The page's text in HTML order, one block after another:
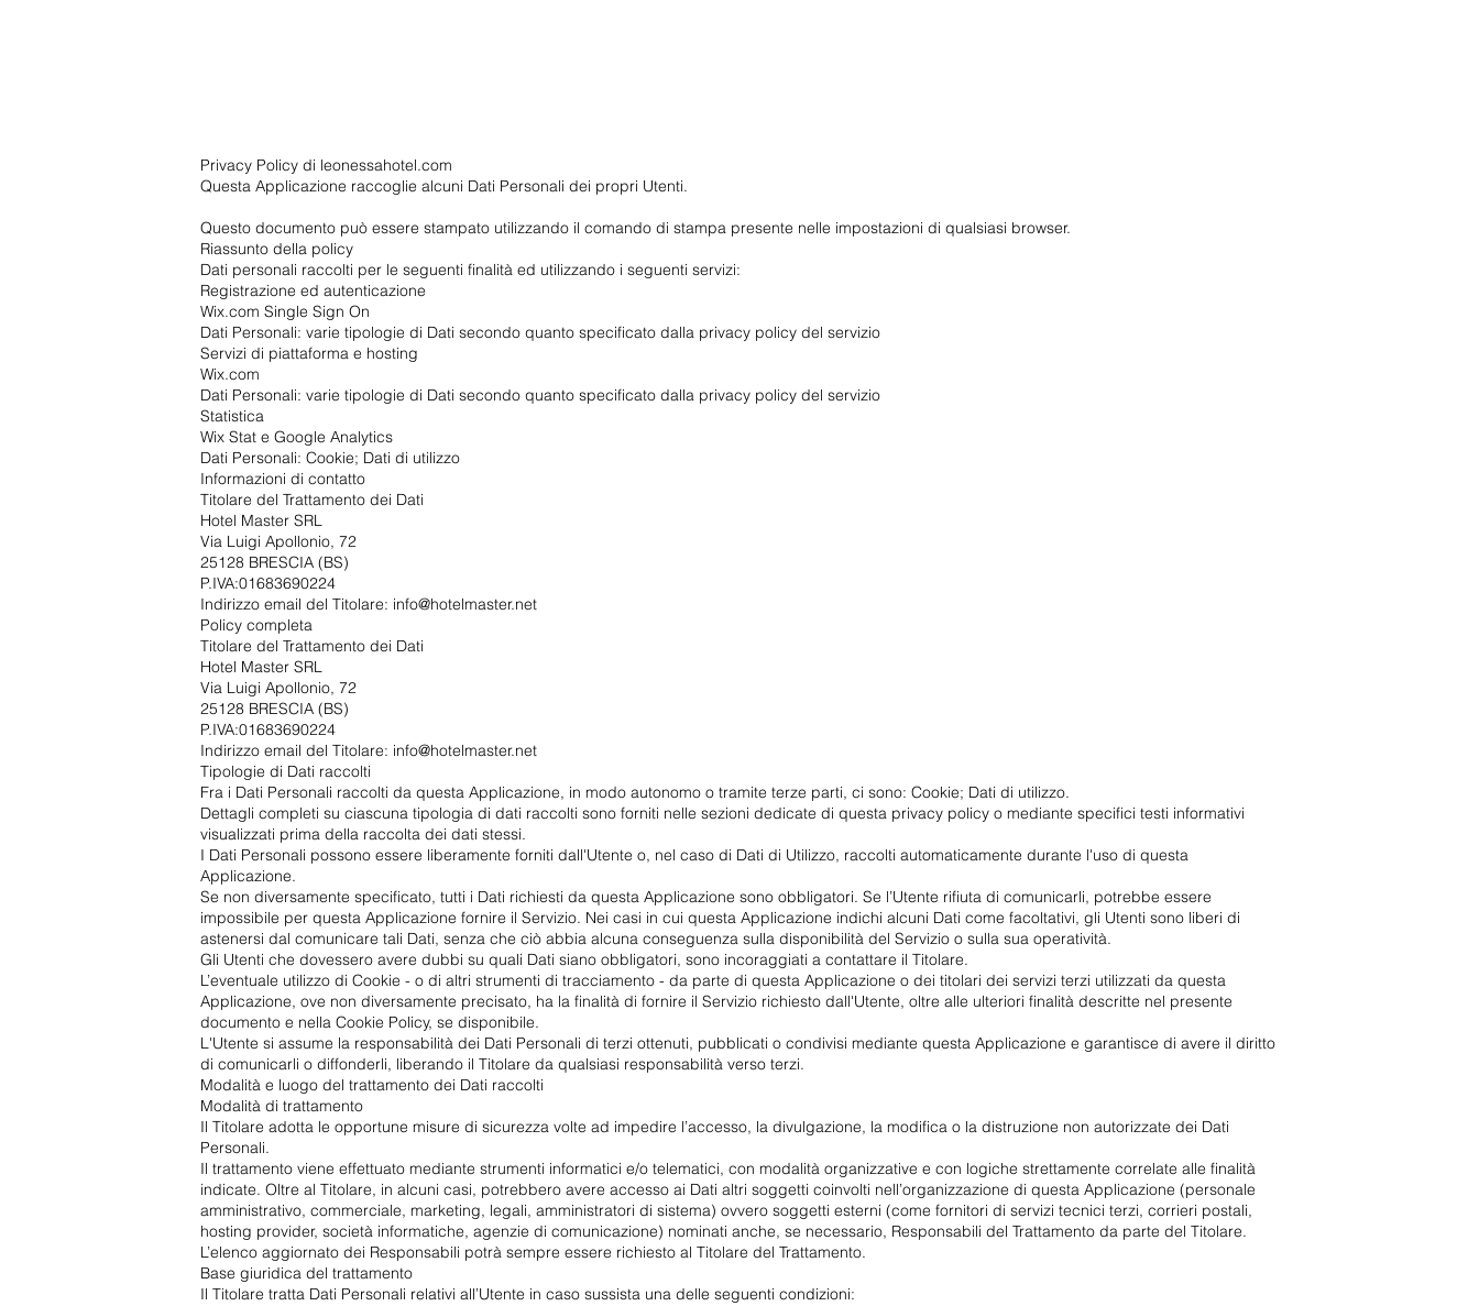
Privacy Policy di leonessahotel.com
Questa Applicazione raccoglie alcuni Dati Personali dei propri Utenti.
Questo documento può essere stampato utilizzando il comando di stampa presente nelle impostazioni di qualsiasi browser.
Riassunto della policy
Dati personali raccolti per le seguenti finalità ed utilizzando i seguenti servizi:
Registrazione ed autenticazione
Wix.com Single Sign On
Dati Personali: varie tipologie di Dati secondo quanto specificato dalla privacy policy del servizio
Servizi di piattaforma e hosting
Wix.com
Dati Personali: varie tipologie di Dati secondo quanto specificato dalla privacy policy del servizio
Statistica
Wix Stat e Google Analytics
Dati Personali: Cookie; Dati di utilizzo
Informazioni di contatto
Titolare del Trattamento dei Dati
Hotel Master SRL
Via Luigi Apollonio, 72
25128 BRESCIA (BS)
P.IVA:01683690224
Indirizzo email del Titolare: info@hotelmaster.net
Policy completa
Titolare del Trattamento dei Dati
Hotel Master SRL
Via Luigi Apollonio, 72
25128 BRESCIA (BS)
P.IVA:01683690224
Indirizzo email del Titolare: info@hotelmaster.net
Tipologie di Dati raccolti
Fra i Dati Personali raccolti da questa Applicazione, in modo autonomo o tramite terze parti, ci sono: Cookie; Dati di utilizzo.
Dettagli completi su ciascuna tipologia di dati raccolti sono forniti nelle sezioni dedicate di questa privacy policy o mediante specifici testi informativi
visualizzati prima della raccolta dei dati stessi.
I Dati Personali possono essere liberamente forniti dall'Utente o, nel caso di Dati di Utilizzo, raccolti automaticamente durante l'uso di questa
Applicazione.
Se non diversamente specificato, tutti i Dati richiesti da questa Applicazione sono obbligatori. Se l’Utente rifiuta di comunicarli, potrebbe essere
impossibile per questa Applicazione fornire il Servizio. Nei casi in cui questa Applicazione indichi alcuni Dati come facoltativi, gli Utenti sono liberi di
astenersi dal comunicare tali Dati, senza che ciò abbia alcuna conseguenza sulla disponibilità del Servizio o sulla sua operatività.
Gli Utenti che dovessero avere dubbi su quali Dati siano obbligatori, sono incoraggiati a contattare il Titolare.
L’eventuale utilizzo di Cookie - o di altri strumenti di tracciamento - da parte di questa Applicazione o dei titolari dei servizi terzi utilizzati da questa
Applicazione, ove non diversamente precisato, ha la finalità di fornire il Servizio richiesto dall'Utente, oltre alle ulteriori finalità descritte nel presente
documento e nella Cookie Policy, se disponibile.
L'Utente si assume la responsabilità dei Dati Personali di terzi ottenuti, pubblicati o condivisi mediante questa Applicazione e garantisce di avere il diritto
di comunicarli o diffonderli, liberando il Titolare da qualsiasi responsabilità verso terzi.
Modalità e luogo del trattamento dei Dati raccolti
Modalità di trattamento
Il Titolare adotta le opportune misure di sicurezza volte ad impedire l’accesso, la divulgazione, la modifica o la distruzione non autorizzate dei Dati
Personali.
Il trattamento viene effettuato mediante strumenti informatici e/o telematici, con modalità organizzative e con logiche strettamente correlate alle finalità
indicate. Oltre al Titolare, in alcuni casi, potrebbero avere accesso ai Dati altri soggetti coinvolti nell’organizzazione di questa Applicazione (personale
amministrativo, commerciale, marketing, legali, amministratori di sistema) ovvero soggetti esterni (come fornitori di servizi tecnici terzi, corrieri postali,
hosting provider, società informatiche, agenzie di comunicazione) nominati anche, se necessario, Responsabili del Trattamento da parte del Titolare.
L’elenco aggiornato dei Responsabili potrà sempre essere richiesto al Titolare del Trattamento.
Base giuridica del trattamento
Il Titolare tratta Dati Personali relativi all’Utente in caso sussista una delle seguenti condizioni: